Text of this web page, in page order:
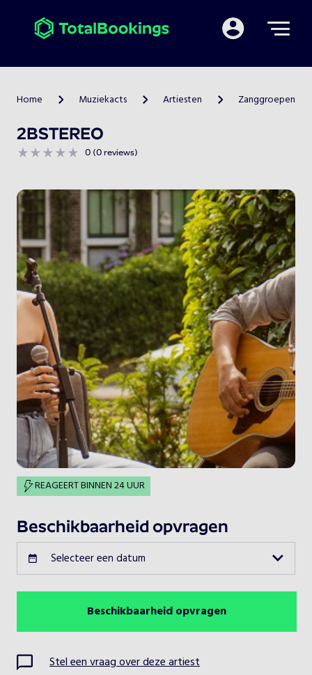
Mijn
Home > Muziekacts > Artiesten > Zanggroepen
2BSTEREO
0 (0 reviews)
REAGEERT BINNEN 24 UUR
Beschikbaarheid opvragen
Selecteer een datum
Vorige maand
Augustus 2026
Volgende maand
Beschikbaarheid opvragen
Stel een vraag over deze artiest